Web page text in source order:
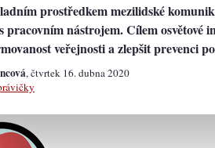
prostředkem mezilidské
pracovním nástrojem. Cílem osvětové
veřejnosti a zlepšit prevenci
, čtvrtek 16. dubna 2020